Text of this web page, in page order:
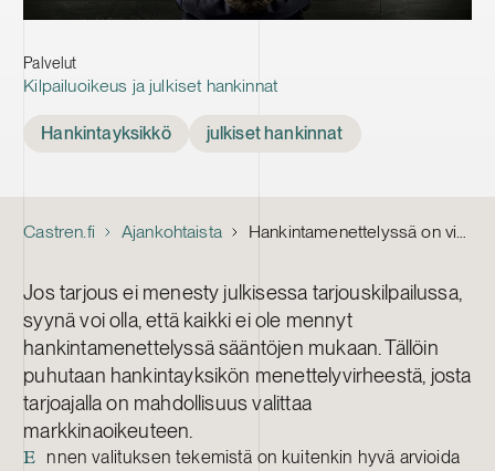
Palvelut
Kilpailuoikeus ja julkiset hankinnat
Hankintayksikkö julkiset hankinnat
Castren.fi Ajankohtaista Hankintamenettelyssä on virhe – kannattaako valittaa?
Jos tarjous ei menesty julkisessa tarjouskilpailussa,
syynä voi olla, että kaikki ei ole mennyt
hankintamenettelyssä sääntöjen mukaan. Tällöin
puhutaan hankintayksikön menettelyvirheestä, josta
tarjoajalla on mahdollisuus valittaa
markkinaoikeuteen.
E
nnen valituksen tekemistä on kuitenkin hyvä arvioida